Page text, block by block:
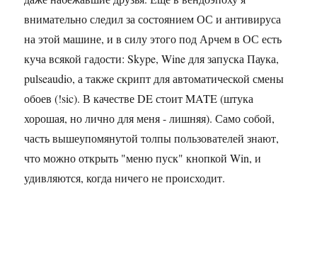
внимательно следил за состоянием ОС и антивируса
на этой машине, и в силу этого под Арчем в ОС есть
куча всякой гадости: Skype, Wine для запуска Паука,
pulseaudio, а также скрипт для автоматической смены
обоев (!sic). В качестве DE стоит MATE (штука
хорошая, но лично для меня - лишняя). Само собой,
часть вышеупомянутой толпы пользователей знают,
что можно открыть "меню пуск" кнопкой Win, и
удивляются, когда ничего не происходит.